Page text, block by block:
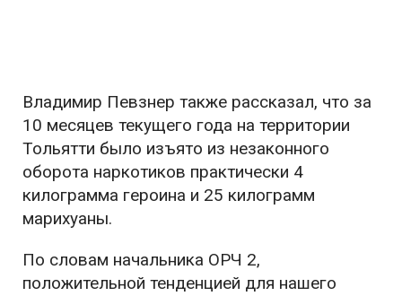
Владимир Певзнер также рассказал, что за
10 месяцев текущего года на территории
Тольятти было изъято из незаконного
оборота наркотиков практически 4
килограмма героина и 25 килограмм
марихуаны.
По словам начальника ОРЧ 2,
положительной тенденцией для нашего